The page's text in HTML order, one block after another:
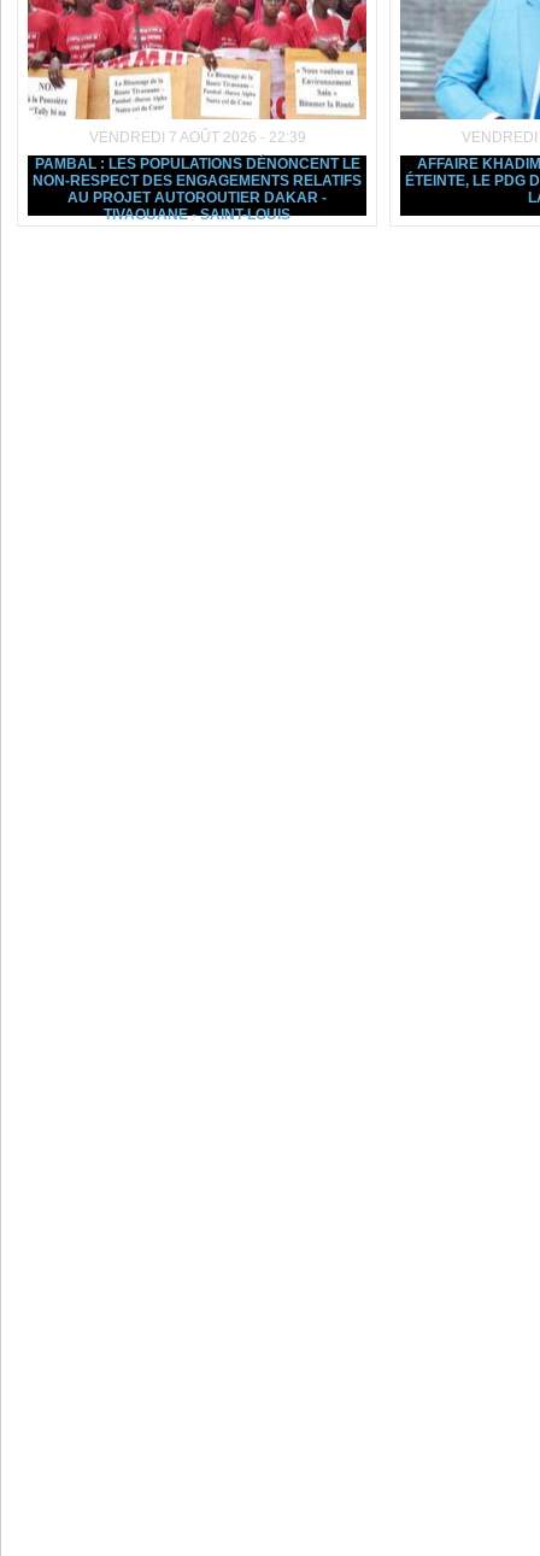
VENDREDI 7 AOÛT 2026 - 22:39
PAMBAL : LES POPULATIONS DÉNONCENT LE
NON-RESPECT DES ENGAGEMENTS RELATIFS
AU PROJET AUTOROUTIER DAKAR -
TIVAOUANE - SAINT-LOUIS
AFFAIRE
ÉTEINTE, LE PDG